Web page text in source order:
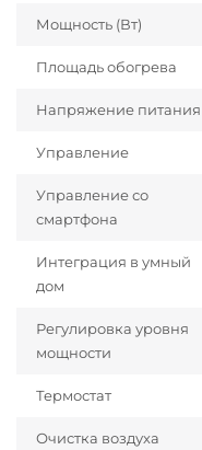
Мощность (Вт)
Площадь обогрева
Напряжение питания
Управление
Управление со
смартфона
Интеграция в умный
дом
Регулировка уровня
мощности
Термостат
Очистка воздуха